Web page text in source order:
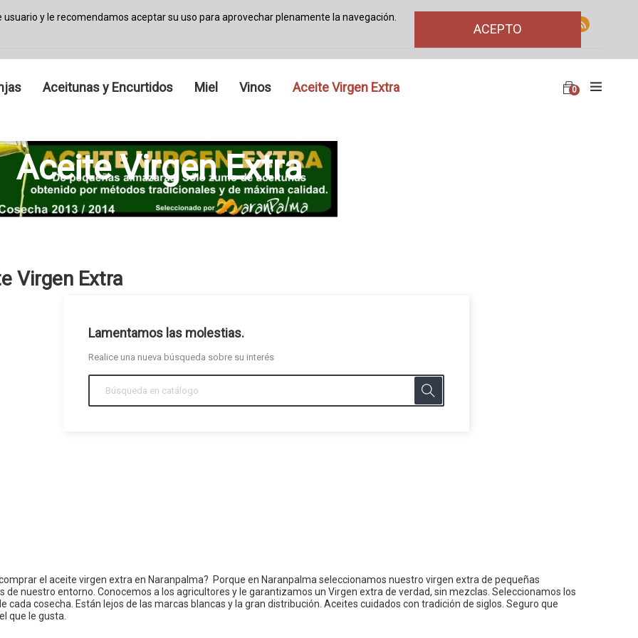
y le recomendamos aceptar su uso para aprovechar plenamente la navegación.
ACEPTO
Aceitunas y Encurtidos Miel Vinos Aceite Virgen Extra 0
Aceite Virgen Extra
Virgen Extra
Lamentamos las molestias.
Realice una nueva búsqueda sobre su interés
el aceite virgen extra en Naranpalma? Porque en Naranpalma seleccionamos nuestro virgen extra de pequeñas
de nuestro entorno. Conocemos a los agricultores y le garantizamos un Virgen extra de verdad, sin mezclas. Seleccionamos los
cada cosecha. Están lejos de las marcas blancas y la gran distribución. Aceites cuidados con tradición de siglos. Seguro que
que le gusta.